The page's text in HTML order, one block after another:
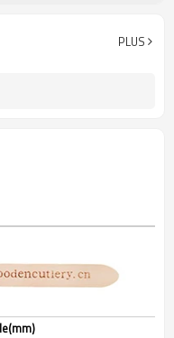
être un logo d'estampage à
PLUS